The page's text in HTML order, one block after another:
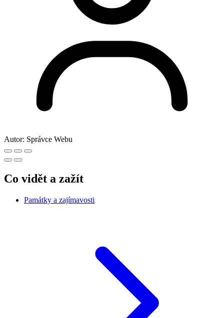
Autor: Správce Webu
Co vidět a zažít
Památky a zajímavosti